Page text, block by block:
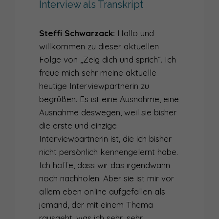
022
SPRECHWEGE MIT GORDON SCHÖNWÄLDER „DER SPRUNG VOM SPRECHER ZUM STORYTELLING“
020 SPRECHWEGE MIT CHRISTINE WINTER „VON SPRECHBLOCKADEN ZUR KOMMUNIKATIONSTRAINERIN“
019 SPRECHWEGE MIT SHAILIA STEPHENS „IST DIE ZEIT REIF, DEINE SICHERHEITSNETZE HINTER DIR ZU LASSEN?“
018 MITMACH-PODCAST: ABLESEN, MIT STICHWORTEN ODER FREI SPRECHEN? WIE GELINGT SPRECHEN AM BESTEN?
017 KLARHEIT STATT LABERN: SO KOMMST DU AUF DEN PUNKT!
WARUM FÜLLWÖRTER ÄHM NÜTZLICH SIND UND WIE DU SIE DENNOCH VERMEIDEN KANNST
015 WARUM DU UNBEDINGT FREI SPRECHEN SOLLTEST - UND WELCHE GEFAHR DARIN LAUERT
014 IM GESPRÄCH MIT FRANK KATZER – ÜBER SICHTBARKEIT UND SPRECHEN IM BUSINESS
013 STIMMEN, DIE GUT KLINGEN - WANN HÖREN WIR GERN ZU?
012
Interview als Transkript
Steffi Schwarzack: Hallo und
willkommen zu dieser aktuellen
Folge von „Zeig dich und sprich“. Ich
freue mich sehr meine aktuelle
heutige Interviewpartnerin zu
begrüßen. Es ist eine Ausnahme, eine
Ausnahme deswegen, weil sie bisher
die erste und einzige
Interviewpartnerin ist, die ich bisher
nicht persönlich kennengelernt habe.
Ich hoffe, dass wir das irgendwann
noch nachholen. Aber sie ist mir vor
allem eben online aufgefallen als
jemand, der mit einem Thema